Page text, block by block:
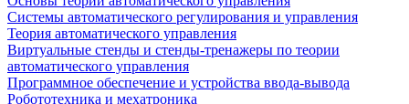
Системы автоматического регулирования и управления
Теория автоматического управления
Виртуальные стенды и стенды-тренажеры по теории
автоматического управления
Программное обеспечение и устройства ввода-вывода
Робототехника и мехатроника